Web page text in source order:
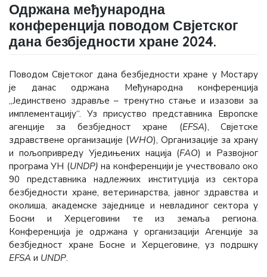
Одржана међународна
конференција поводом Свјетског
дана безбједности хране 2024.
Поводом Свјетског дана безбједности хране у Мостару
је данас одржана Међународна конференција
„Јединствено здравље – тренутно стање и изазови за
имплементацију“. Уз присуство представника Европске
агенције за безбједност хране (ЕFSА), Свјетске
здравствене организације (WHО), Организације за храну
и пољопривреду Уједињених нација (FАО) и Развојног
програма УН (UNDP) на конференцији је учествовало око
90 представника надлежних институција из сектора
безбједности хране, ветеринарства, јавног здравства и
околиша, академске заједнице и невладиног сектора у
Босни и Херцеговини те из земаља региона.
Конференција је одржана у организацији Агенције за
безбједност хране Босне и Херцеговине, уз подршку
ЕFSА и UNDP.